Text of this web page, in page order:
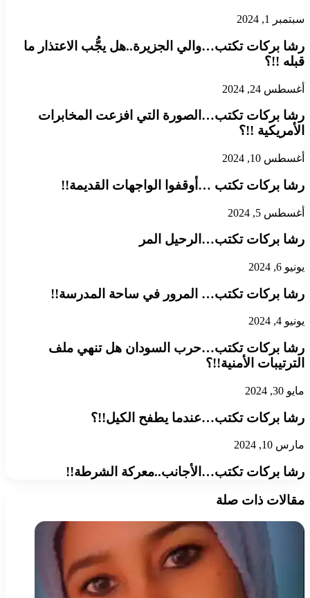
سبتمبر 1, 2024
رشا بركات تكتب…والي الجزيرة..هل يجُّب الاعتذار ما
قبله !!؟
أغسطس 24, 2024
رشا بركات تكتب…الصورة التي افزعت المخابرات
الأمريكية !!؟
أغسطس 10, 2024
رشا بركات تكتب …أوقفوا الواجهات القديمة!!
أغسطس 5, 2024
رشا بركات تكتب…الرحيل المر
يونيو 6, 2024
رشا بركات تكتب… المرور في ساحة المدرسة!!
يونيو 4, 2024
رشا بركات تكتب…حرب السودان هل تنهي ملف
الترتيبات الأمنية!!؟
مايو 30, 2024
رشا بركات تكتب…عندما يطفح الكيل!!؟
مارس 10, 2024
رشا بركات تكتب…الأجانب..معركة الشرطة!!
مقالات ذات صلة